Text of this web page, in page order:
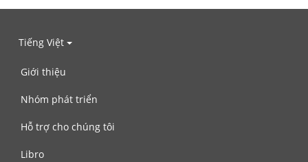
Tiếng Việt
Giới thiệu
Nhóm phát triển
Hỗ trợ cho chúng tôi
Libro